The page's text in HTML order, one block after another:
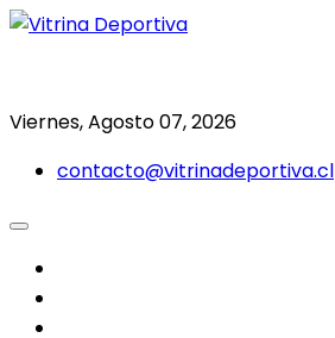
Saltar
Viernes, Agosto 07, 2026
contacto@vitrinadeportiva.cl